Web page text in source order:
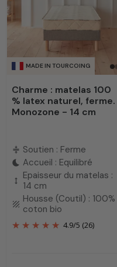
literie haut de gamme
MADE IN TOURCOING
Charme : matelas 100
% latex naturel, ferme.
Monozone - 14 cm
compress Soutien : Ferme
bedtime Accueil : Equilibré
height
Epaisseur du matelas :
14 cm
texture Housse (Coutil) : 100%
coton bio
4.9/5 (26)